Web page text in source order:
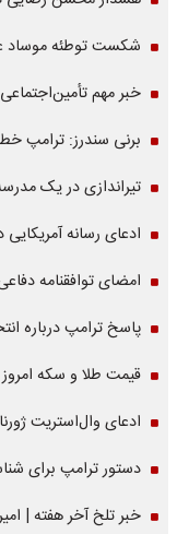
شکست توطئه موساد علیه ایران/۲
خبر مهم
برنی سندرز: ترامپ
تیراندازی در یک مدرسه در
ادعای رسانه آمریکایی
امضای توافقنامه
پاسخ ترامپ درباره انتخابات ۲۰۲۸ /
قیمت طلا و سکه امروز ۱۶ مرداد ۱۴۰۵ | طلای دست دوم گرمی چند؟
ادعای وال‌استریت
دستور ترامپ برای
خبر تلخ آخر هفته |